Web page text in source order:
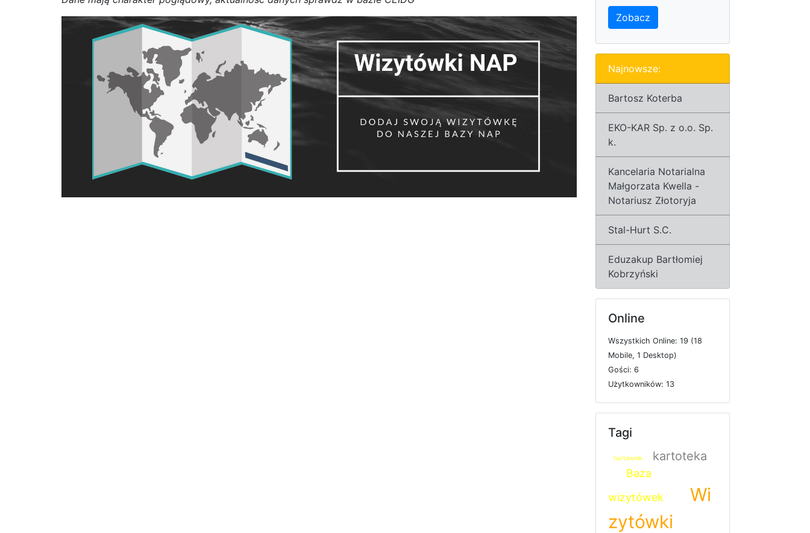
Zobacz
Najnowsze:
Bartosz Koterba
EKO-KAR Sp. z o.o. Sp.
k.
Kancelaria Notarialna
Małgorzata Kwella -
Notariusz Złotoryja
Stal-Hurt S.C.
Eduzakup Bartłomiej
Kobrzyński
Online
Wszystkich Online: 19 (18
Mobile, 1 Desktop)
Gości: 6
Użytkowników: 13
Tagi
hurtownik kartoteka
Baza
wizytówek
Wi
zytówki